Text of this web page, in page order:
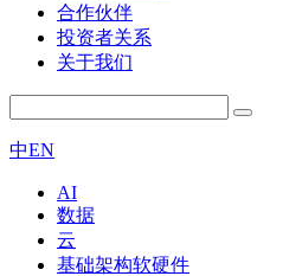
合作伙伴
投资者关系
关于我们
中EN
AI
数据
云
基础架构软硬件